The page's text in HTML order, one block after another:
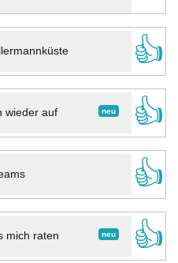
👍
neu
wieder auf
👍
👍
neu
mich raten
👍